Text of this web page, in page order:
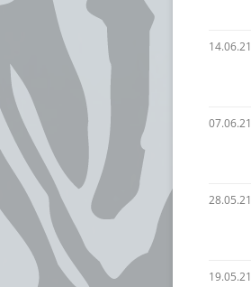
14.06.21
07.06.21
28.05.21
19.05.21